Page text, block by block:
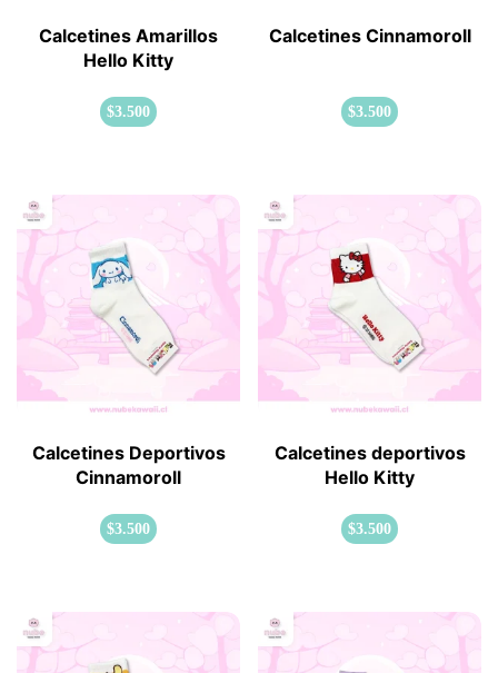
Calcetines Amarillos
Hello Kitty
$3.500
Calcetines Cinnamoroll
$3.500
Calcetines Deportivos
Cinnamoroll
$3.500
Calcetines deportivos
Hello Kitty
$3.500